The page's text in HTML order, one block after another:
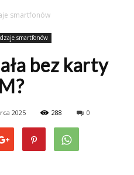
smartfonów
smartfonów
bez karty
2025 288 0